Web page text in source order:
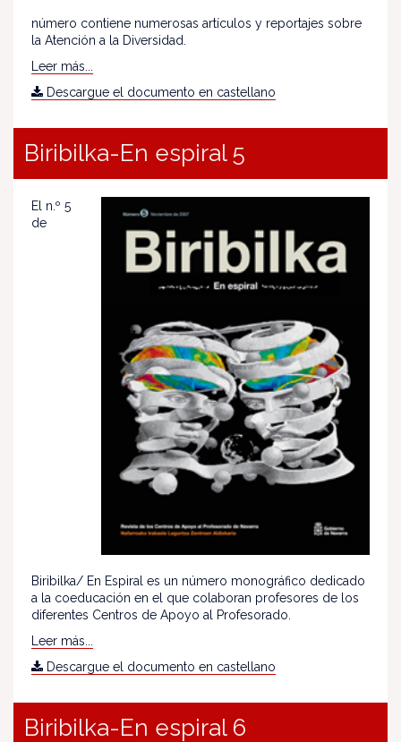
número contiene numerosas artículos y reportajes sobre
la Atención a la Diversidad.
Leer más...
Descargue el documento en castellano
Biribilka-En espiral 5
El n.º 5
de
Biribilka/ En Espiral es un número monográfico dedicado
a la coeducación en el que colaboran profesores de los
diferentes Centros de Apoyo al Profesorado.
Leer más...
Descargue el documento en castellano
Biribilka-En espiral 6